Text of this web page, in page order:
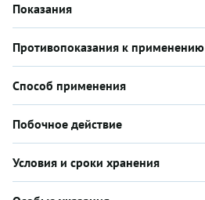
Показания
Противопоказания к применению
Способ применения
Побочное действие
Условия и сроки хранения